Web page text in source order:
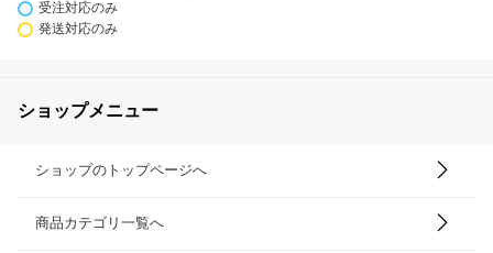
受注対応のみ
発送対応のみ
ショップメニュー
ショップのトップページへ
商品カテゴリ一覧へ